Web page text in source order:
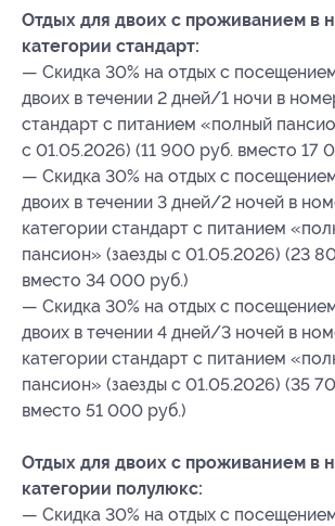
Отдых для двоих с проживанием в
категории стандарт:
— Скидка 30% на отдых с
двоих в течении 2 дней/1 ночи в
стандарт с питанием «полный
с 01.05.2026) (11 900 руб. вместо 17
— Скидка 30% на отдых с
двоих в течении 3 дней/2 ночей в
категории стандарт с питанием
пансион» (заезды с 01.05.2026) (23
вместо 34 000 руб.)
— Скидка 30% на отдых с
двоих в течении 4 дней/3 ночей в
категории стандарт с питанием
пансион» (заезды с 01.05.2026) (35
вместо 51 000 руб.)
Отдых для двоих с проживанием в
категории полулюкс:
— Скидка 30% на отдых с